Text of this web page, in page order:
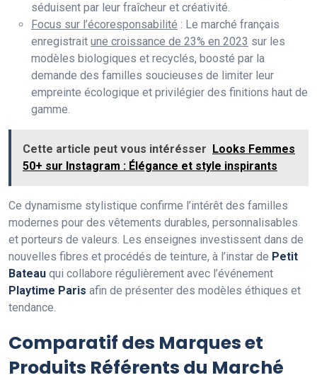
séduisent par leur fraîcheur et créativité.
Focus sur l’écoresponsabilité : Le marché français
enregistrait une croissance de 23% en 2023 sur les
modèles biologiques et recyclés, boosté par la
demande des familles soucieuses de limiter leur
empreinte écologique et privilégier des finitions haut de
gamme.
Cette article peut vous intérésser
Looks Femmes
50+ sur Instagram : Élégance et style inspirants
Ce dynamisme stylistique confirme l’intérêt des familles
modernes pour des vêtements durables, personnalisables
et porteurs de valeurs. Les enseignes investissent dans de
nouvelles fibres et procédés de teinture, à l’instar de Petit
Bateau qui collabore régulièrement avec l’événement
Playtime Paris afin de présenter des modèles éthiques et
tendance.
Comparatif des Marques et
Produits Référents du Marché